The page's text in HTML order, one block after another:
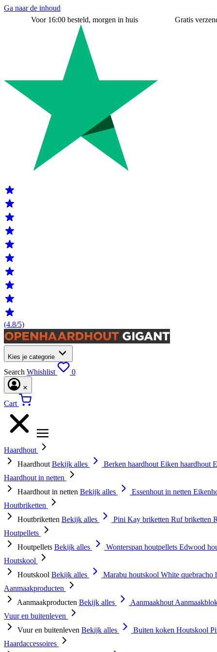
Ga naar de inhoud
Voor 16:00 besteld, morgen in huis
Gratis
(4.8/5)
Kies je categorie
Search Whishlist 0
Cart
Haardhout
Haardhout Bekijk alles Berken haardhout Eiken haardhout
Haardhout in netten
Haardhout in netten Bekijk alles Essenhout in netten
Houtbriketten
Houtbriketten Bekijk alles Pini Kay briketten Ruf briketten
Houtpellets
Houtpellets Bekijk alles Wonterspan houtpellets Edwood
Houtskool
Houtskool Bekijk alles Marabu houtskool White quebracho
Aanmaakproducten
Aanmaakproducten Bekijk alles Aanmaakhout
Vuur en buitenleven
Vuur en buitenleven Bekijk alles Buiten koken Houtskool
Haardaccessoires